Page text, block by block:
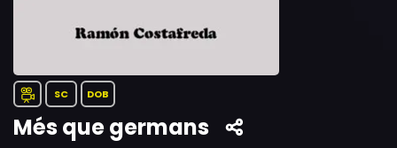
SC DOB
Més que germans